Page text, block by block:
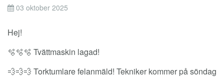
03 oktober 2025
Hej!
🫧🫧🫧 Tvättmaskin lagad!
💨💨💨 Torktumlare felanmäld! Tekniker kommer på söndag